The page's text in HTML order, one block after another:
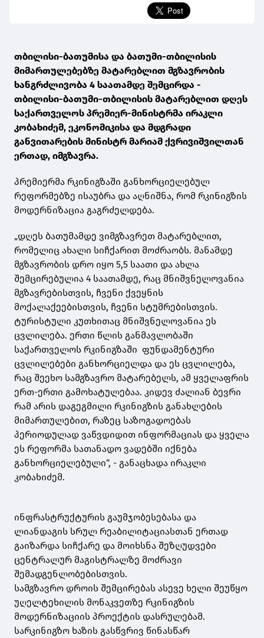
თბილისი-ბათუმისა და ბათუმი-თბილისის
მიმართულებებზე მატარებლით მგზავრობის
ხანგრძლივობა 4 საათამდე შემცირდა -
თბილისი-ბათუმი-თბილისის მატარებლით დღეს
საქართველოს პრემიერ-მინისტრმა ირაკლი
კობახიძემ, ეკონომიკისა და მდგრადი
განვითარების მინისტრ მარიამ ქვრივიშვილთან
ერთად, იმგზავრა.
პრემიერმა რკინიგზაში განხორციელებულ
რეფორმებზე ისაუბრა და აღნიშნა, რომ რკინიგზის
მოდერნიზაცია გაგრძელდება.
„დღეს ბათუმამდე ვიმგზავრეთ მატარებლით,
რომელიც ახალი სიჩქარით მოძრაობს. მანამდე
მგზავრობის დრო იყო 5,5 საათი და ახლა
შემცირებულია 4 საათამდე, რაც მნიშვნელოვანია
მგზავრებისთვის, ჩვენი ქვეყნის
მოქალაქეებისთვის, ჩვენი სტუმრებისთვის.
ტურისტული კუთხითაც მნიშვნელოვანია ეს
ცვლილება. ერთი წლის განმავლობაში
საქართველოს რკინიგზაში ფუნდამენტური
ცვლილებები განხორციელდა და ეს ცვლილება,
რაც შეეხო სამგზავრო მატარებელს, ამ ყველაფრის
ერთ-ერთი გამოხატულებაა. კიდევ ძალიან ბევრი
რამ არის დაგეგმილი რკინიგზის განახლების
მიმართულებით, რაზეც საზოგადოებას
პერიოდულად ვაწვდიდით ინფორმაციას და ყველა
ეს რეფორმა სათანადო ვადებში იქნება
განხორციელებული“, - განაცხადა ირაკლი
კობახიძემ.
ინფრასტრუქტურის გაუმჯობესებასა და
ლიანდაგის სრულ რეაბილიტაციასთან ერთად
გაიზარდა სიჩქარე და მოიხსნა შეზღუდვები
ცენტრალურ მაგისტრალზე მოძრავი
შემადგენლობებისთვის.
სამგზავრო დროის შემცირებას ასევე ხელი შეუწყო
უღელტეხილის მონაკვეთზე რკინიგზის
მოდერნიზაციის პროექტის დასრულებამ.
სარკინიგზო ხაზის გასწვრივ წინასწარ